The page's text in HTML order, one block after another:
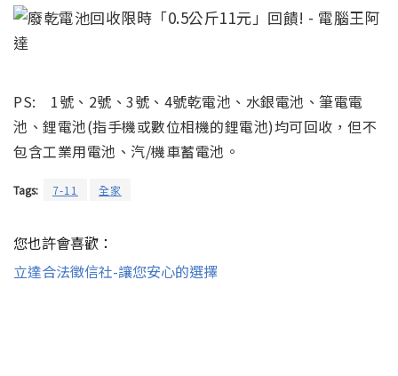
PS: 1號、2號、3號、4號乾電池、水銀電池、筆電電
池、鋰電池(指手機或數位相機的鋰電池)均可回收，但不
包含工業用電池、汽/機車蓄電池。
Tags: 7-11 全家
您也許會喜歡：
立達合法徵信社-讓您安心的選擇